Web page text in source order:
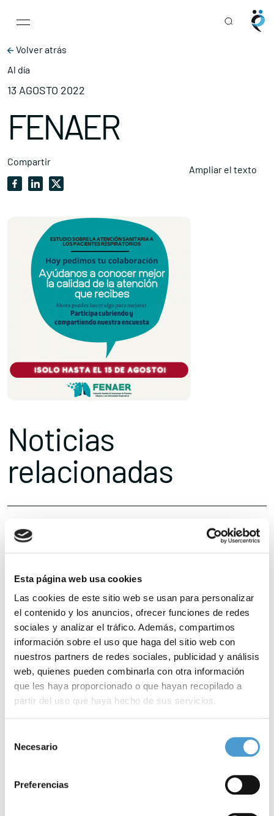
Esta página web usa cookies
Las cookies de este sitio web se usan para personalizar
el contenido y los anuncios, ofrecer funciones de redes
sociales y analizar el tráfico. Además, compartimos
información sobre el uso que haga del sitio web con
nuestros partners de redes sociales, publicidad y análisis
web, quienes pueden combinarla con otra información
que les haya proporcionado o que hayan recopilado a
partir del uso que haya hecho de sus servicios.
de cookies
Necesario
Preferencias
Main Navigation
Volver atrás
Al día
13 AGOSTO 2022
FENAER
Compartir
Ampliar el texto
Noticias
relacionadas
Tiempo ante pantallas y obesidad...